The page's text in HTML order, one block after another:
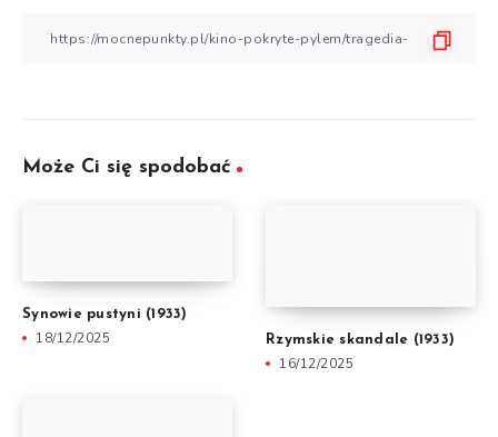
Może Ci się spodobać
Synowie pustyni (1933)
18/12/2025 Rzymskie skandale (1933)
16/12/2025